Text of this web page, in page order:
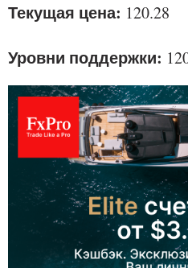
Текущая цена: 120.28
Уровни поддержки: